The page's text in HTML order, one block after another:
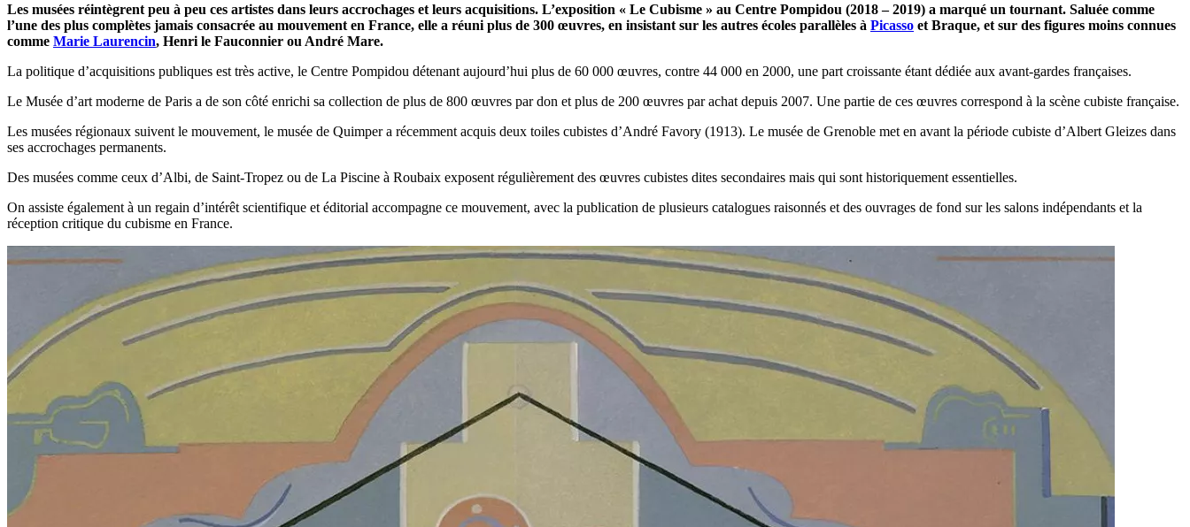
Les musées réintègrent peu à peu ces artistes dans leurs accrochages et leurs acquisitions. L’exposition « Le Cubisme » au Centre Pompidou (2018 – 2019) a marqué un tournant. Saluée comme
l’une des plus complètes jamais consacrée au mouvement en France, elle a réuni plus de 300 œuvres, en insistant sur les autres écoles parallèles à Picasso et Braque, et sur des figures moins connues
comme Marie Laurencin, Henri le Fauconnier ou André Mare.
La politique d’acquisitions publiques est très active, le Centre Pompidou détenant aujourd’hui plus de 60 000 œuvres, contre 44 000 en 2000, une part croissante étant dédiée aux avant-gardes françaises.
Le Musée d’art moderne de Paris a de son côté enrichi sa collection de plus de 800 œuvres par don et plus de 200 œuvres par achat depuis 2007. Une partie de ces œuvres correspond à la scène cubiste française.
Les musées régionaux suivent le mouvement, le musée de Quimper a récemment acquis deux toiles cubistes d’André Favory (1913). Le musée de Grenoble met en avant la période cubiste d’Albert Gleizes dans
ses accrochages permanents.
Des musées comme ceux d’Albi, de Saint-Tropez ou de La Piscine à Roubaix exposent régulièrement des œuvres cubistes dites secondaires mais qui sont historiquement essentielles.
On assiste également à un regain d’intérêt scientifique et éditorial accompagne ce mouvement, avec la publication de plusieurs catalogues raisonnés et des ouvrages de fond sur les salons indépendants et la
réception critique du cubisme en France.